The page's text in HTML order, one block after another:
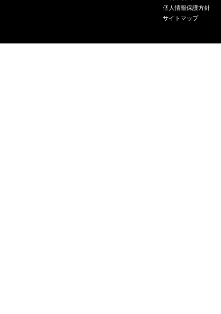
個人情報保護方針
サイトマップ